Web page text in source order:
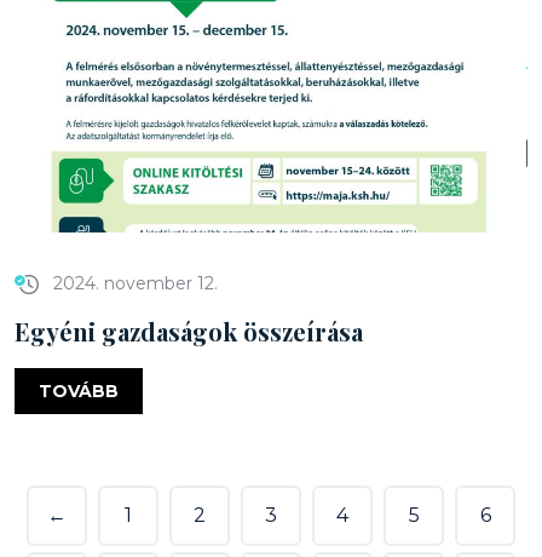
2024. november 12.
Egyéni gazdaságok összeírása
TOVÁBB
← 1 2 3 4 5 6